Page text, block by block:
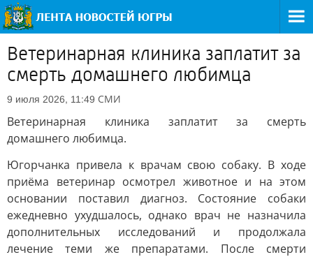
Ветеринарная клиника заплатит за
смерть домашнего любимца
9 июля 2026, 11:49 СМИ
Ветеринарная клиника заплатит за смерть
домашнего любимца.
Югорчанка привела к врачам свою собаку. В ходе
приёма ветеринар осмотрел животное и на этом
основании поставил диагноз. Состояние собаки
ежедневно ухудшалось, однако врач не назначила
дополнительных исследований и продолжала
лечение теми же препаратами. После смерти